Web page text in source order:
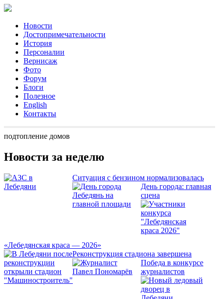
Новости
Достопримечательности
История
Персоналии
Вернисаж
Фото
Форум
Блоги
Полезное
English
Контакты
подтопление домов
Новости за неделю
Ситуация с бензином нормализовалась
День города: главная
сцена
«Лебедянская краса — 2026»
Реконструкция стадиона завершена
Победа в конкурсе
журналистов